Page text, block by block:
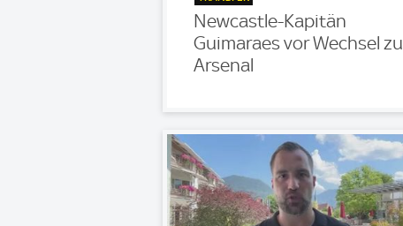
Newcastle-Kapitän
Guimaraes vor Wechsel zu
Arsenal